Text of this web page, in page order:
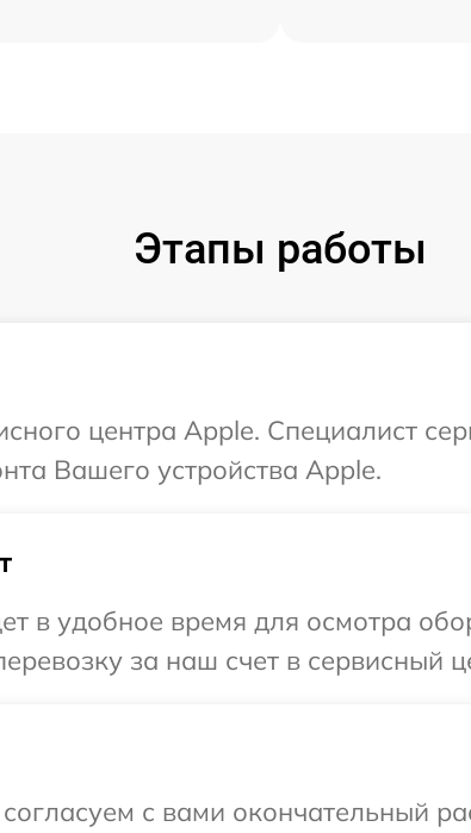
Этапы работы
центра Apple. Специалист
Вашего устройства Apple.
в удобное время для осмотра
за наш счет в сервисный
с вами окончательный